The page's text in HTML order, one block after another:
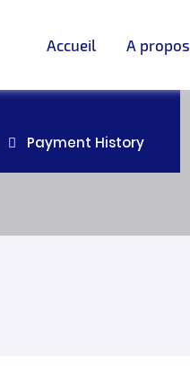
Accueil A propos
Payment History